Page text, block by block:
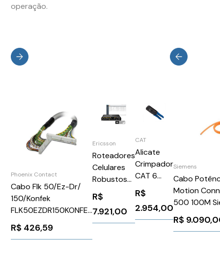
operação.
Phoenix Contact
Cabo Flk 50/Ez-Dr/
150/Konfek
FLK50EZDR150KONFEK
Phoenix Contact
2289081
R$ 426,59
Ericsson
Roteadores
Celulares
Robustos
IBR1700
IBR1700
Ruggedized
Router
R$
7.921,00
CAT
Alicate
Crimpador
CAT 6
900020
R$
2.954,00
Siemens
Cabo
Motion
500 100M
R$